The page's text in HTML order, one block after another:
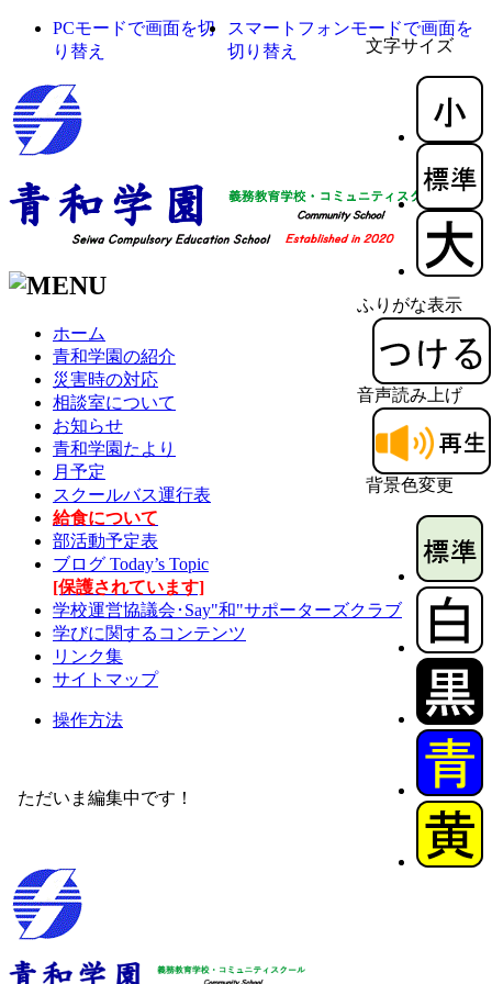
文字サイズ
ふりがな表示
音声読み上げ
背景色変更
PCモードで画面を切
り替え
スマートフォンモードで画面を
切り替え
ホーム
青和学園の紹介
災害時の対応
相談室について
お知らせ
青和学園たより
月予定
スクールバス運行表
給食について
部活動予定表
ブログ Today’s Topic
[保護されています]
学校運営協議会･Say"和"サポーターズクラブ
学びに関するコンテンツ
リンク集
サイトマップ
操作方法
ただいま編集中です！